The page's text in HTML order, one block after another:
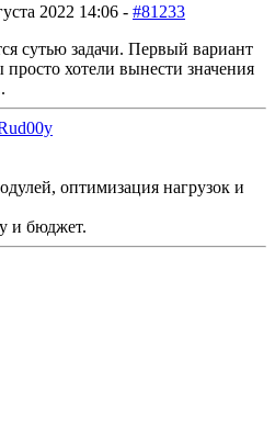
2022 14:06 - #81233
сутью задачи. Первый вариант
хотели вынести значения
оптимизация нагрузок и
и бюджет.